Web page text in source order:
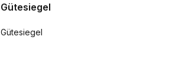
Gütesiegel
Gütesiegel